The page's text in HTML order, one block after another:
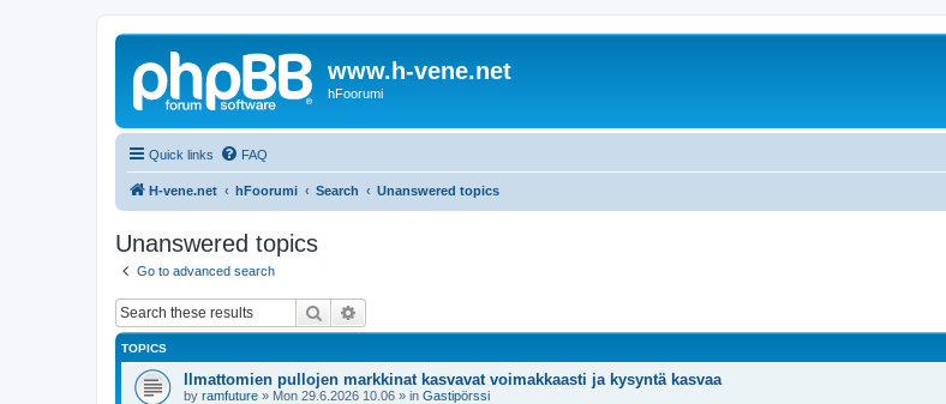
www.h-vene.net
hFoorumi
Quick links FAQ
H-vene.net hFoorumi Search Unanswered topics
Unanswered topics
Go to advanced search
Search
TOPICS
Ilmattomien pullojen markkinat kasvavat voimakkaasti ja kysyntä kasvaa
by ramfuture » Mon 29.6.2026 10.06 » in Gastipörssi